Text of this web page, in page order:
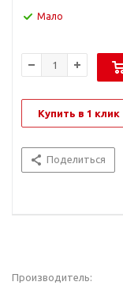
Мало
Купить в 1 клик
Поделиться
Производитель: